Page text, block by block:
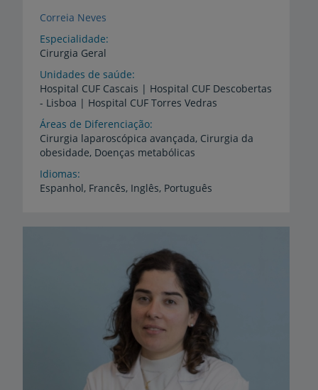
Correia Neves
Especialidade
Cirurgia Geral
Unidades de saúde
Hospital CUF Cascais | Hospital CUF Descobertas
- Lisboa | Hospital CUF Torres Vedras
Áreas de Diferenciação
Cirurgia laparoscópica avançada, Cirurgia da
obesidade, Doenças metabólicas
Idiomas
Espanhol, Francês, Inglês, Português